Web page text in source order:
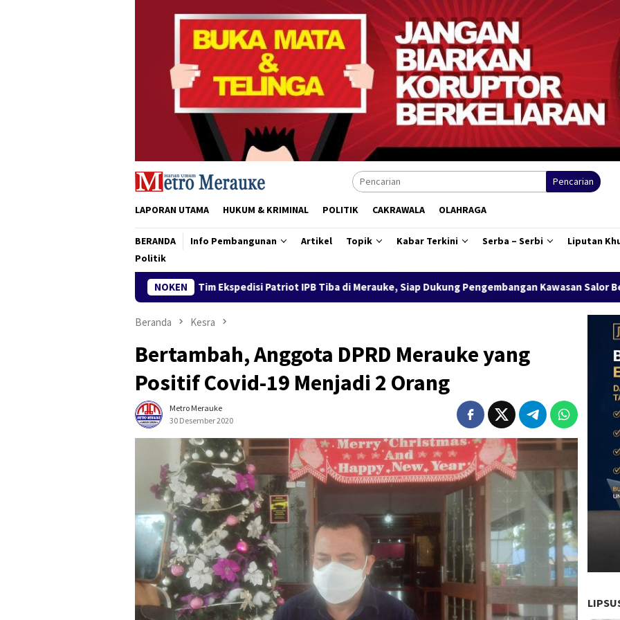
Pencarian
LAPORAN UTAMA HUKUM & KRIMINAL POLITIK CAKRAWALA OLAHRAGA
BERANDA Info Pembangunan Artikel Topik Kabar Terkini Serba – Serbi
Liputan
Politik
NOKEN
Tim Ekspedisi Patriot IPB Tiba di Merauke, Siap Dukung Pengembangan Kawasan Salor Berbasis Potensi Lokal
Beranda Kesra
Bertambah, Anggota DPRD Merauke yang
Positif Covid-19 Menjadi 2 Orang
Metro Merauke
30 Desember 2020